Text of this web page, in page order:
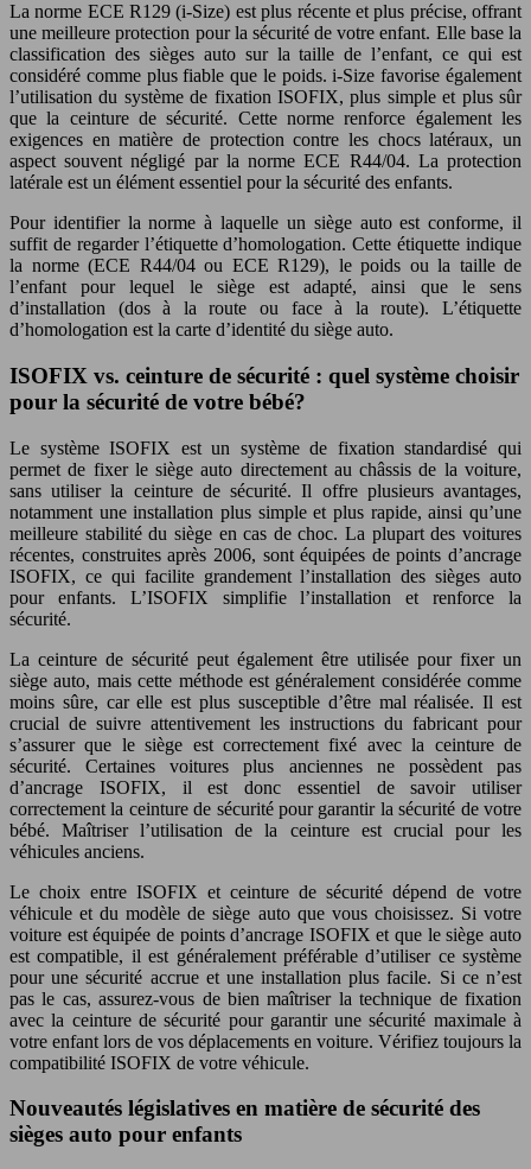
La norme ECE R129 (i-Size) est plus récente et plus précise, offrant
une meilleure protection pour la sécurité de votre enfant. Elle base la
classification des sièges auto sur la taille de l’enfant, ce qui est
considéré comme plus fiable que le poids. i-Size favorise également
l’utilisation du système de fixation ISOFIX, plus simple et plus sûr
que la ceinture de sécurité. Cette norme renforce également les
exigences en matière de protection contre les chocs latéraux, un
aspect souvent négligé par la norme ECE R44/04. La protection
latérale est un élément essentiel pour la sécurité des enfants.
Pour identifier la norme à laquelle un siège auto est conforme, il
suffit de regarder l’étiquette d’homologation. Cette étiquette indique
la norme (ECE R44/04 ou ECE R129), le poids ou la taille de
l’enfant pour lequel le siège est adapté, ainsi que le sens
d’installation (dos à la route ou face à la route). L’étiquette
d’homologation est la carte d’identité du siège auto.
ISOFIX vs. ceinture de sécurité : quel système choisir
pour la sécurité de votre bébé?
Le système ISOFIX est un système de fixation standardisé qui
permet de fixer le siège auto directement au châssis de la voiture,
sans utiliser la ceinture de sécurité. Il offre plusieurs avantages,
notamment une installation plus simple et plus rapide, ainsi qu’une
meilleure stabilité du siège en cas de choc. La plupart des voitures
récentes, construites après 2006, sont équipées de points d’ancrage
ISOFIX, ce qui facilite grandement l’installation des sièges auto
pour enfants. L’ISOFIX simplifie l’installation et renforce la
sécurité.
La ceinture de sécurité peut également être utilisée pour fixer un
siège auto, mais cette méthode est généralement considérée comme
moins sûre, car elle est plus susceptible d’être mal réalisée. Il est
crucial de suivre attentivement les instructions du fabricant pour
s’assurer que le siège est correctement fixé avec la ceinture de
sécurité. Certaines voitures plus anciennes ne possèdent pas
d’ancrage ISOFIX, il est donc essentiel de savoir utiliser
correctement la ceinture de sécurité pour garantir la sécurité de votre
bébé. Maîtriser l’utilisation de la ceinture est crucial pour les
véhicules anciens.
Le choix entre ISOFIX et ceinture de sécurité dépend de votre
véhicule et du modèle de siège auto que vous choisissez. Si votre
voiture est équipée de points d’ancrage ISOFIX et que le siège auto
est compatible, il est généralement préférable d’utiliser ce système
pour une sécurité accrue et une installation plus facile. Si ce n’est
pas le cas, assurez-vous de bien maîtriser la technique de fixation
avec la ceinture de sécurité pour garantir une sécurité maximale à
votre enfant lors de vos déplacements en voiture. Vérifiez toujours la
compatibilité ISOFIX de votre véhicule.
Nouveautés législatives en matière de sécurité des
sièges auto pour enfants